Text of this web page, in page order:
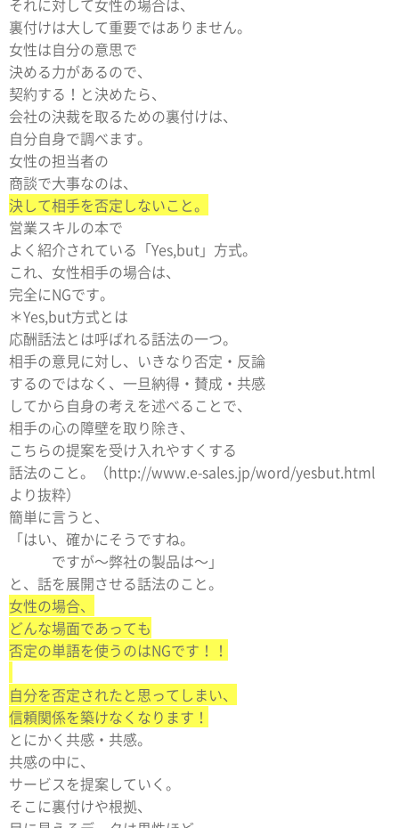
それに対して女性の場合は、
裏付けは大して重要ではありません。
女性は自分の意思で
決める力があるので、
契約する！と決めたら、
会社の決裁を取るための裏付けは、
自分自身で調べます。
女性の担当者の
商談で大事なのは、
決して相手を否定しないこと。
営業スキルの本で
よく紹介されている「Yes,but」方式。
これ、女性相手の場合は、
完全にNGです。
＊Yes,but方式とは
応酬話法とは呼ばれる話法の一つ。
相手の意見に対し、いきなり否定・反論
するのではなく、一旦納得・賛成・共感
してから自身の考えを述べることで、
相手の心の障壁を取り除き、
こちらの提案を受け入れやすくする
話法のこと。（http://www.e-sales.jp/word/yesbut.html
より抜粋）
簡単に言うと、
「はい、確かにそうですね。
ですが〜弊社の製品は〜」
と、話を展開させる話法のこと。
女性の場合、
どんな場面であっても
否定の単語を使うのはNGです！！
自分を否定されたと思ってしまい、
信頼関係を築けなくなります！
とにかく共感・共感。
共感の中に、
サービスを提案していく。
そこに裏付けや根拠、